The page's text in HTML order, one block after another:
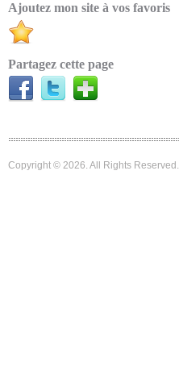
Ajoutez mon site à vos favoris
Partagez cette page
Copyright © 2026. All Rights Reserved.